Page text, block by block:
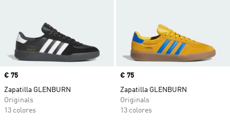
Precio
€ 75
Zapatilla GLENBURN
Originals
13 colores
Precio
€ 75
Zapatilla GLENBURN
Originals
13 colores